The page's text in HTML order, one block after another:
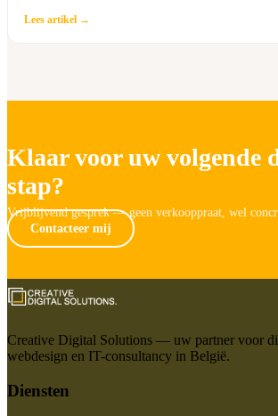
Lees artikel →
Klaar voor uw volgende
stap?
Vrijblijvend gesprek — geen verkooppraat, wel
Contacteer mij
Creative Digital Solutions — uw partner voor
webdesign en IT-consultancy in België.
Diensten